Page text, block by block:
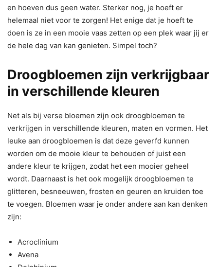
en hoeven dus geen water. Sterker nog, je hoeft er
helemaal niet voor te zorgen! Het enige dat je hoeft te
doen is ze in een mooie vaas zetten op een plek waar jij er
de hele dag van kan genieten. Simpel toch?
Droogbloemen zijn verkrijgbaar
in verschillende kleuren
Net als bij verse bloemen zijn ook droogbloemen te
verkrijgen in verschillende kleuren, maten en vormen. Het
leuke aan droogbloemen is dat deze geverfd kunnen
worden om de mooie kleur te behouden of juist een
andere kleur te krijgen, zodat het een mooier geheel
wordt. Daarnaast is het ook mogelijk droogbloemen te
glitteren, besneeuwen, frosten en geuren en kruiden toe
te voegen. Bloemen waar je onder andere aan kan denken
zijn:
Acroclinium
Avena